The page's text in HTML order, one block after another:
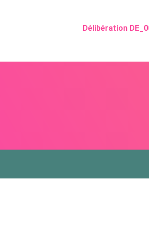
Délibération